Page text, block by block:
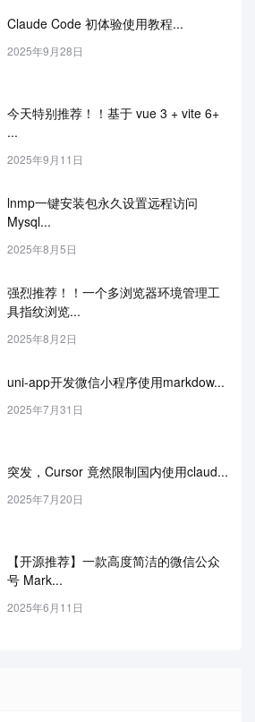
Claude Code 初体验使用教程...
2025年9月28日
今天特别推荐！！基于 vue 3 + vite 6+
...
2025年9月11日
lnmp一键安装包永久设置远程访问
Mysql...
2025年8月5日
强烈推荐！！一个多浏览器环境管理工
具指纹浏览...
2025年8月2日
uni-app开发微信小程序使用markdow...
2025年7月31日
突发，Cursor 竟然限制国内使用claud...
2025年7月20日
【开源推荐】一款高度简洁的微信公众
号 Mark...
2025年6月11日